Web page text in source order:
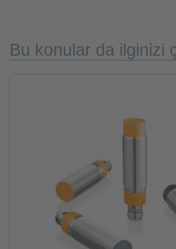
Bu konular da ilginizi